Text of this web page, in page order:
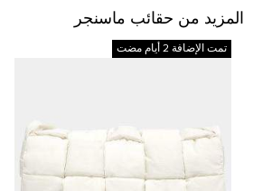
المزيد من حقائب ماسنجر
تمت الإضافة 2 أيام مضت